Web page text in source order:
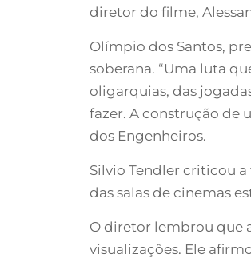
diretor do filme,
Olímpio dos Santos,
soberana. “Uma luta
oligarquias, das
fazer. A construção de
dos Engenheiros.
Silvio Tendler criticou
das salas de cinemas
O diretor lembrou que
visualizações. Ele